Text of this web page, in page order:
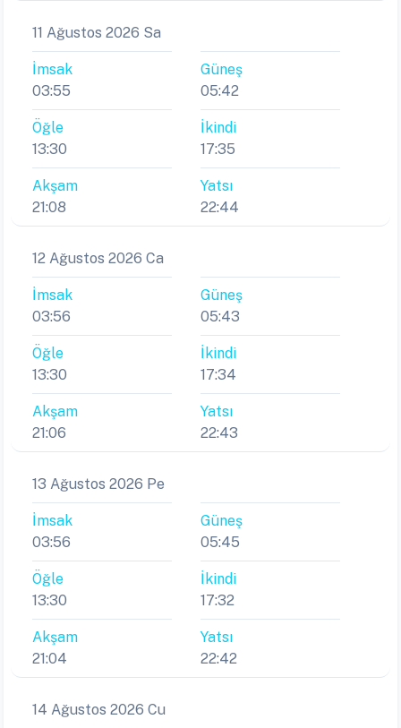
11 Ağustos 2026 Sa
İmsak
03:55
Güneş
05:42
Öğle
13:30
İkindi
17:35
Akşam
21:08
Yatsı
22:44
12 Ağustos 2026 Ca
İmsak
03:56
Güneş
05:43
Öğle
13:30
İkindi
17:34
Akşam
21:06
Yatsı
22:43
13 Ağustos 2026 Pe
İmsak
03:56
Güneş
05:45
Öğle
13:30
İkindi
17:32
Akşam
21:04
Yatsı
22:42
14 Ağustos 2026 Cu